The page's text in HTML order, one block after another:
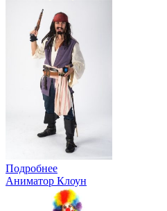
Подробнее
Аниматор Клоун